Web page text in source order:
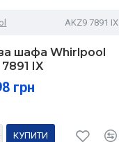
AKZ9 7891 IX
шафа Whirlpool
IX
грн
КУПИТИ